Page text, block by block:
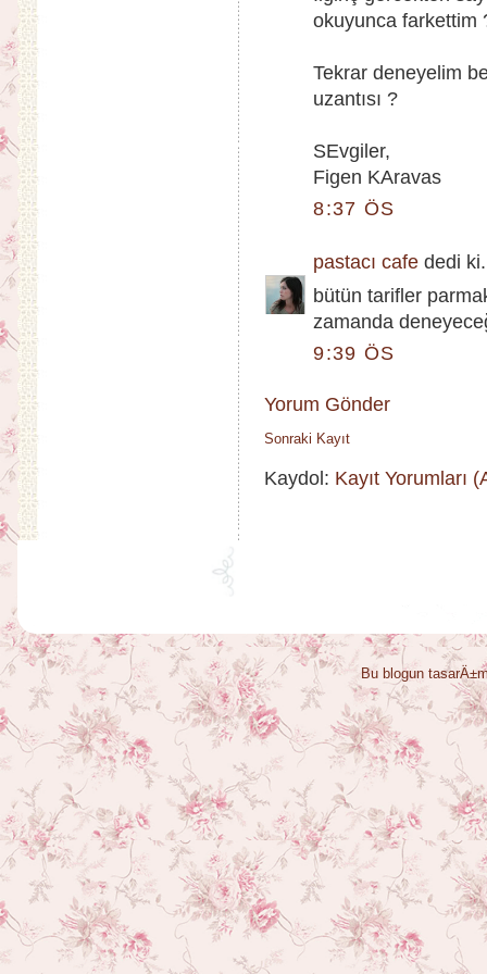
okuyunca farkettim
Tekrar deneyelim
uzantısı ?
SEvgiler,
Figen KAravas
8:37 ÖS
pastacı cafe dedi
bütün tarifler
zamanda
9:39 ÖS
Yorum Gönder
Sonraki Kayıt
Kaydol: Kayıt Yorumları
Bu blogun